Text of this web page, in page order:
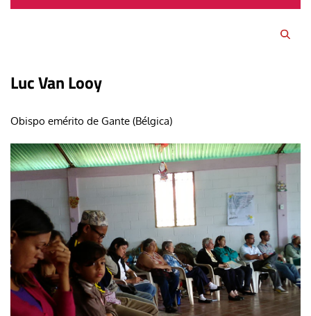
Luc Van Looy
Obispo emérito de Gante (Bélgica)